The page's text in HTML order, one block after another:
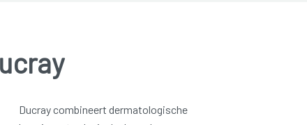
Ducray combineert dermatologische